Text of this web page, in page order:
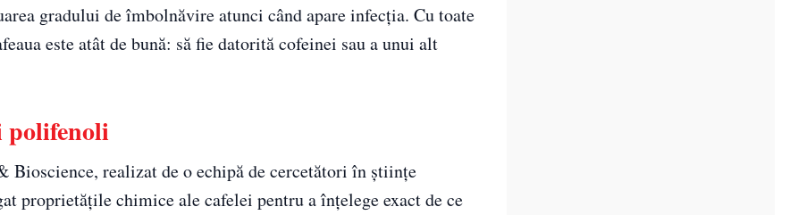
gradului de îmbolnăvire atunci când apare infecția. Cu toate
este atât de bună: să fie datorită cofeinei sau a unui alt
polifenoli
realizat de o echipă de cercetători în științe
proprietățile chimice ale cafelei pentru a înțelege exact de ce